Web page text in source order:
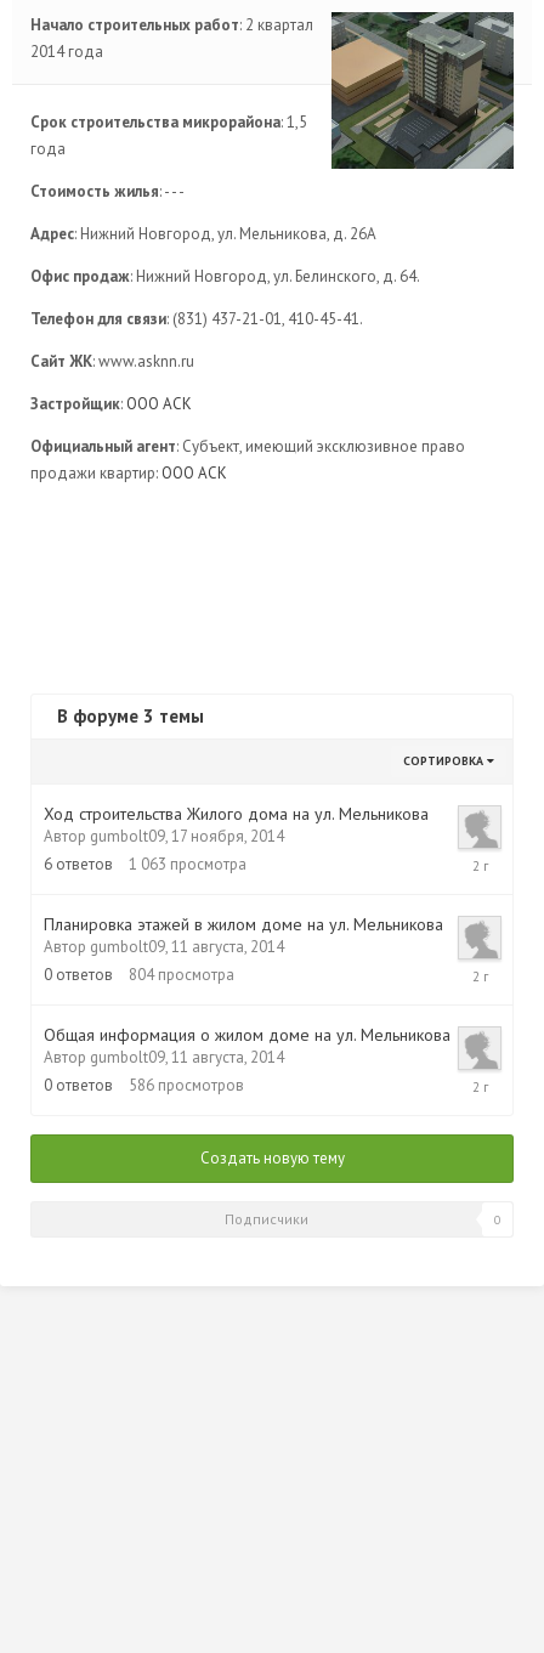
Начало строительных работ: 2 квартал
2014 года
Срок строительства микрорайона: 1,5
года
Стоимость жилья: - - -
Адрес: Нижний Новгород, ул. Мельникова, д. 26А
Офис продаж: Нижний Новгород, ул. Белинского, д. 64.
Телефон для связи: (831) 437-21-01, 410-45-41.
Сайт ЖК: www.asknn.ru
Застройщик: ООО АСК
Официальный агент: Субъект, имеющий эксклюзивное право
продажи квартир: ООО АСК
В форуме 3 темы
СОРТИРОВКА
Ход строительства Жилого дома на ул. Мельникова
Автор gumbolt09,17 ноября, 2014
6 ответов 1 063 просмотра
30
Планировка этажей в жилом доме на ул. Мельникова
Автор gumbolt09,11 августа, 2014
0 ответов 804 просмотра
11
Общая информация о жилом доме на ул. Мельникова
Автор gumbolt09,11 августа, 2014
0 ответов 586 просмотров
11
Создать новую тему
Подписчики 0